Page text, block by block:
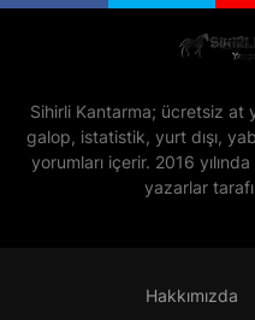
Sihirli Kantarma; ücretsiz at
galop, istatistik, yurt dışı,
yorumları içerir. 2016
yazarlar
Hakkımızda